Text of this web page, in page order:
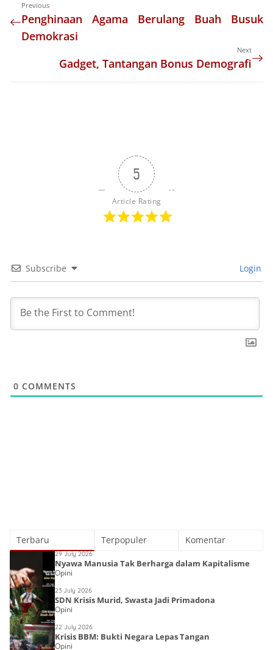
Previous
Penghinaan Agama Berulang Buah Busuk
Demokrasi
Next
Gadget, Tantangan Bonus Demografi
5
Article Rating
Subscribe Login
0 COMMENTS
Terbaru Terpopuler Komentar
29 July 2026
Nyawa Manusia Tak Berharga dalam Kapitalisme
Opini
23 July 2026
SDN Krisis Murid, Swasta Jadi Primadona
Opini
22 July 2026
Krisis BBM: Bukti Negara Lepas Tangan
Opini